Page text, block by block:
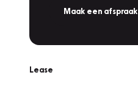
Maak een afspraak
Lease